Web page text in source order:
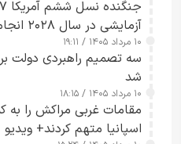
آزمایشی در سال ۲۰۲۸ انجام می‌شود
۱۰ مرداد ۱۴۰۵ / ۱۹:۱۱
سه تصمیم راهبردی دولت
شد
۱۰ مرداد ۱۴۰۵ / ۱۸:۱۵
مقامات غربی مراکش را
اسپانیا متهم کردند+ ویدیو